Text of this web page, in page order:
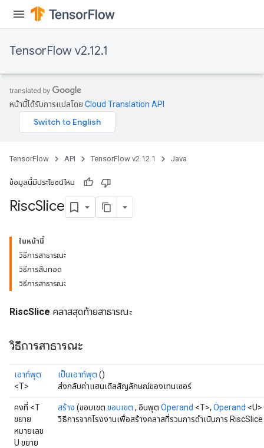
TensorFlow v2.12.1
หน้านี้ได้รับการแปลโดย Cloud Translation API
TensorFlow API TensorFlow v2.12.1 Java
ข้อมูลนี้มีประโยชน์ไหม
RiscSlice
ในหน้านี้
วิธีการสาธารณะ
วิธีการสืบทอด
วิธีการสาธารณะ
RiscSlice คลาสสุดท้ายสาธารณะ
วิธีการสาธารณะ
เอาท์พุต
<T>
เป็นเอาท์พุต ()
ส่งกลับค่าแฮนเดิลสัญลักษณ์ของเทนเซอร์
คงที่ <T
ขยาย
หมายเลข
U ขยาย
สร้าง (ขอบเขต ขอบเขต , อินพุต Operand <T>, Operand
วิธีการจากโรงงานเพื่อสร้างคลาสที่รวมการดำเนินการ RiscSlice